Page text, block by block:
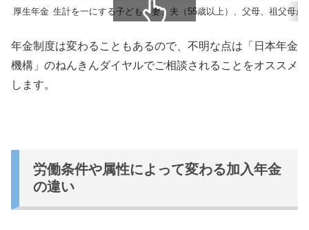
厚生年金 生計を一にする子ども、妻、夫（55歳以上）、父母、祖父母が
年金制度は変わることもあるので、不明な点は「日本年金
機構」のねんきんダイヤルでご相談されることをオススメ
します。
労働条件や属性によって変わる加入年金
の違い